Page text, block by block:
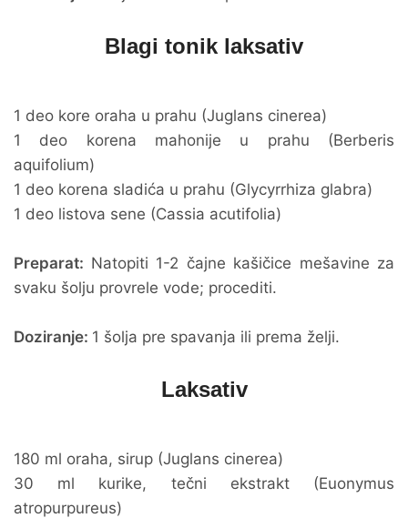
Blagi tonik laksativ
1 deo kore oraha u prahu (Juglans cinerea)
1 deo korena mahonije u prahu (Berberis
aquifolium)
1 deo korena sladića u prahu (Glycyrrhiza glabra)
1 deo listova sene (Cassia acutifolia)
Preparat: Natopiti 1-2 čajne kašičice mešavine za
svaku šolju provrele vode; procediti.
Doziranje: 1 šolja pre spavanja ili prema želji.
Laksativ
180 ml oraha, sirup (Juglans cinerea)
30 ml kurike, tečni ekstrakt (Euonymus
atropurpureus)